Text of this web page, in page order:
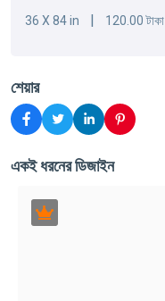
36 X 84 in 120.00 টাকা
শেয়ার
একই ধরনের ডিজাইন